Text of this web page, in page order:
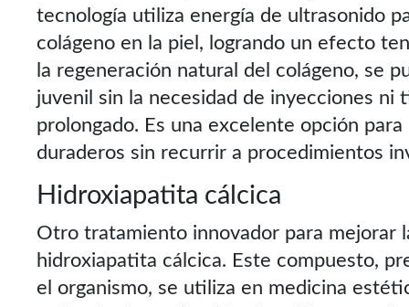
tecnología utiliza energía de ultrasonido
colágeno en la piel, logrando un efecto
la regeneración natural del colágeno, se
juvenil sin la necesidad de inyecciones ni
prolongado. Es una excelente opción
duraderos sin recurrir a procedimientos
Hidroxiapatita cálcica
Otro tratamiento innovador para mejorar
hidroxiapatita cálcica. Este compuesto,
el organismo, se utiliza en medicina